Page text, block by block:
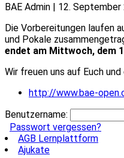
BAE Admin | 12. September
Die Vorbereitungen laufen
und Pokale
endet am Mittwoch, dem
Wir freuen uns auf Euch
http://www.bae-
Benutzername:
Passwort vergessen?
AGB Lernplattform
Ajukate